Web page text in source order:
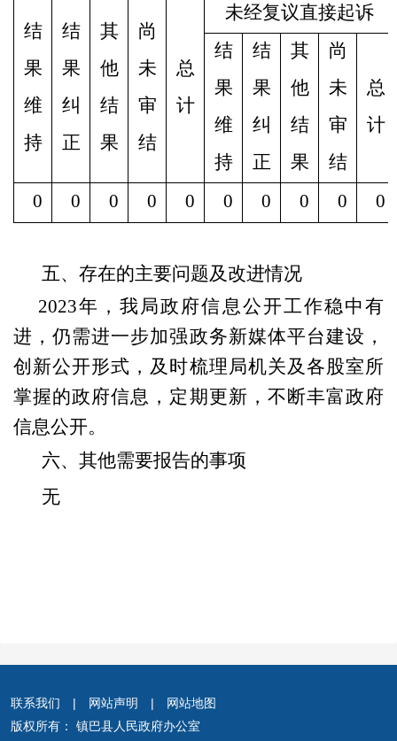
结
果
维
持
结
果
纠
正
其
他
结
果
尚
未
审
结
总
计
未经复议直接起诉
结
果
维
持
结
果
纠
正
其
他
结
果
尚
未
审
结
总
计
0 0 0 0 0 0 0 0 0 0
五、存在的主要问题及改进情况
2023年，我局政府信息公开工作稳中有
进，仍需进一步加强政务新媒体平台建设，
创新公开形式 ， 及时梳理局机关及各股室所
掌握的政府信息，定期更新，不断丰富政府
信息公开。
六、其他需要报告的事项
无
联系我们 | 网站声明 |
网站地图
版权所有： 镇巴县人民政府办公室